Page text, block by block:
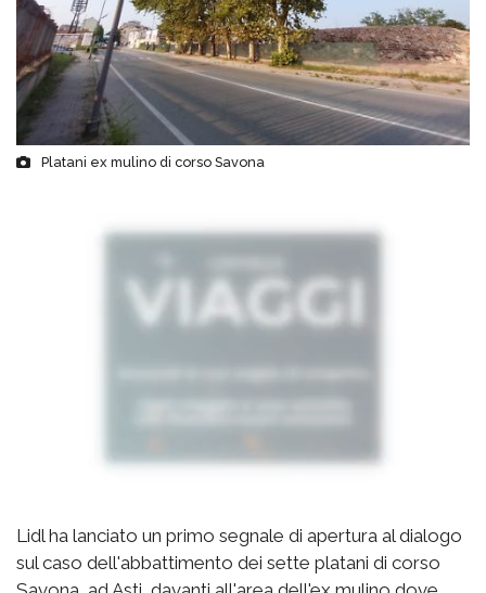
Platani ex mulino di corso Savona
Lidl ha lanciato un primo segnale di apertura al dialogo
sul caso dell'abbattimento dei sette platani di corso